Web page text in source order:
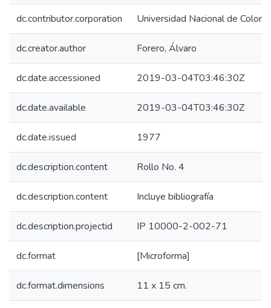
dc.contributor.corporation Universidad Nacional de
dc.creator.author Forero, Álvaro
dc.date.accessioned 2019-03-04T03:46:30Z
dc.date.available 2019-03-04T03:46:30Z
dc.date.issued 1977
dc.description.content Rollo No. 4
dc.description.content Incluye bibliografía
dc.description.projectid IP 10000-2-002-71
dc.format [Microforma]
dc.format.dimensions 11 x 15 cm.